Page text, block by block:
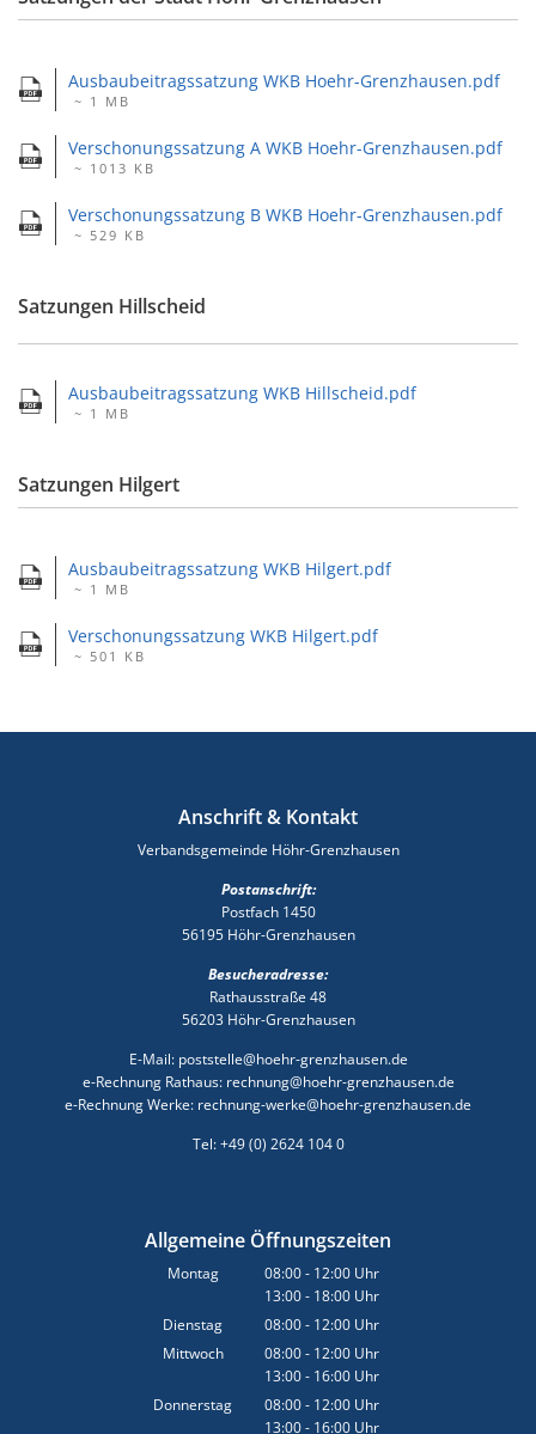
Ausbaubeitragssatzung WKB Hoehr-Grenzhausen.pdf
~ 1 MB
Verschonungssatzung A WKB Hoehr-Grenzhausen.pdf
~ 1013 KB
Verschonungssatzung B WKB Hoehr-Grenzhausen.pdf
~ 529 KB
Satzungen Hillscheid
Ausbaubeitragssatzung WKB Hillscheid.pdf
~ 1 MB
Satzungen Hilgert
Ausbaubeitragssatzung WKB Hilgert.pdf
~ 1 MB
Verschonungssatzung WKB Hilgert.pdf
~ 501 KB
Anschrift & Kontakt
Verbandsgemeinde Höhr-Grenzhausen
Postanschrift:
Postfach 1450
56195 Höhr-Grenzhausen
Besucheradresse:
Rathausstraße 48
56203 Höhr-Grenzhausen
E-Mail: poststelle@hoehr-grenzhausen.de
e-Rechnung Rathaus: rechnung@hoehr-grenzhausen.de
e-Rechnung Werke: rechnung-werke@hoehr-grenzhausen.de
Tel: +49 (0) 2624 104 0
Allgemeine Öffnungszeiten
Montag 08:00- 12:00 Uhr
Von 08:00 bis 12:00 Uhr
13:00- 18:00 Uhr
Von 13:00 bis 18:00 Uhr
Dienstag 08:00- 12:00 Uhr
Von 08:00 bis 12:00 Uhr
Mittwoch 08:00- 12:00 Uhr
Von 08:00 bis 12:00 Uhr
13:00- 16:00 Uhr
Von 13:00 bis 16:00 Uhr
Donnerstag 08:00- 12:00 Uhr
Von 08:00 bis 12:00 Uhr
13:00- 16:00 Uhr